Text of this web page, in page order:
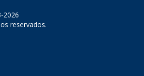
2026
reservados.